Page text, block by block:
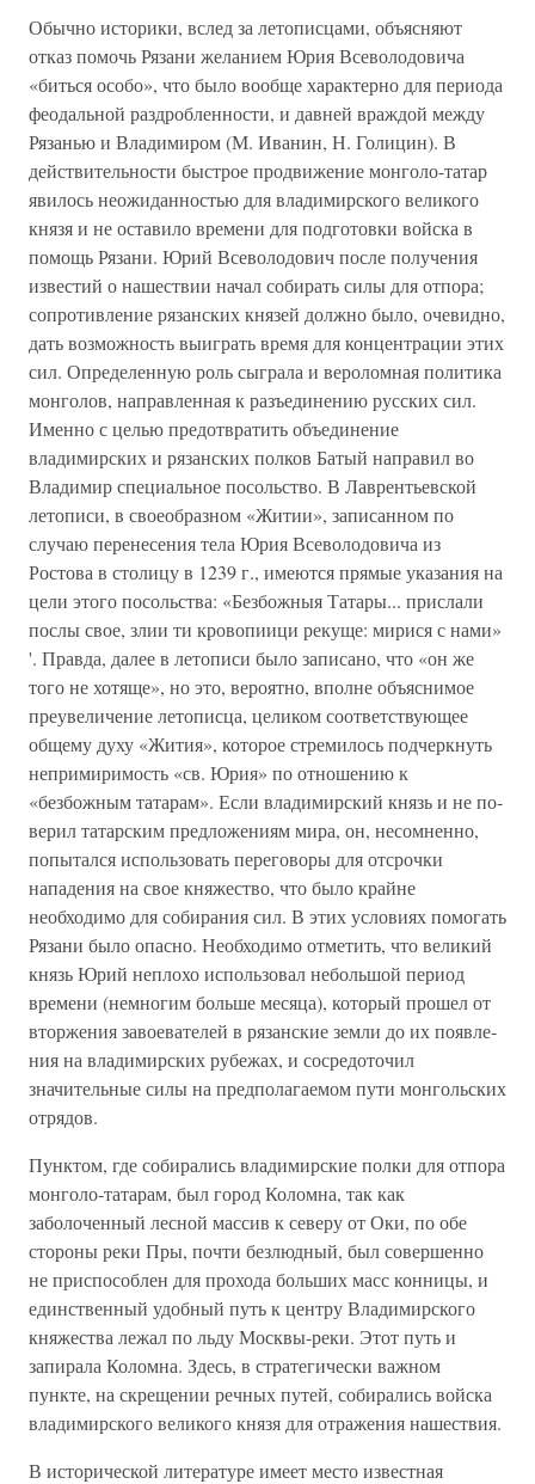
Обычно историки, вслед за летописцами, объясняют
отказ помочь Ря­зани желанием Юрия Всеволодовича
«биться особо», что было вообще ха­рактерно для периода
феодальной раздробленности, и давней враждой между
Рязанью и Владимиром (М. Иванин, Н. Голицин). В
действитель­ности быстрое продвижение монголо-татар
явилось неожиданностью для владимирского великого
князя и не оставило времени для подготовки вой­ска в
помощь Рязани. Юрий Всеволодович после получения
известий о нашествии начал собирать силы для отпора;
сопротивление рязанских князей должно было, очевидно,
дать возможность выиграть время для кон­центрации этих
сил. Определенную роль сыграла и вероломная политика
монголов, направленная к разъединению русских сил.
Именно с целью предотвратить объединение
владимирских и рязанских полков Батый на­правил во
Владимир специальное посольство. В Лаврентьевской
летописи, в своеобразном «Житии», записанном по
случаю перенесения тела Юрия Всеволодовича из
Ростова в столицу в 1239 г., имеются прямые указания на
цели этого посольства: «Безбожныя Татары... прислали
послы свое, злии ти кровопиици рекуще: мирися с нами»
'. Правда, далее в летописи было записано, что «он же
того не хотяще», но это, вероятно, вполне объ­яснимое
преувеличение летописца, целиком соответствующее
общему духу «Жития», которое стремилось подчеркнуть
непримиримость «св. Юрия» по отношению к
«безбожным татарам». Если владимирский князь и не по­
верил татарским предложениям мира, он, несомненно,
попытался исполь­зовать переговоры для отсрочки
нападения на свое княжество, что было крайне
необходимо для собирания сил. В этих условиях помогать
Рязани было опасно. Необходимо отметить, что великий
князь Юрий неплохо ис­пользовал небольшой период
времени (немногим больше месяца), кото­рый прошел от
вторжения завоевателей в рязанские земли до их появле­
ния на владимирских рубежах, и сосредоточил
значительные силы на пред­полагаемом пути монгольских
отрядов.
Пунктом, где собирались владимирские полки для отпора
монголо-татарам, был город Коломна, так как
заболоченный лесной массив к северу от Оки, по обе
стороны реки Пры, почти безлюдный, был совершенно
не приспособлен для прохода больших масс конницы, и
единственный удоб­ный путь к центру Владимирского
княжества лежал по льду Москвы-реки. Этот путь и
запирала Коломна. Здесь, в стратегически важном
пункте, на скрещении речных путей, собирались войска
владимирского великого князя для отражения нашествия.
В исторической литературе имеет место известная